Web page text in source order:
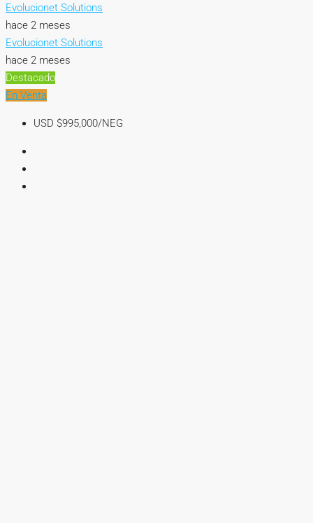
Evolucionet Solutions
hace 2 meses
Evolucionet Solutions
hace 2 meses
Destacado
En Venta
USD $995,000/NEG